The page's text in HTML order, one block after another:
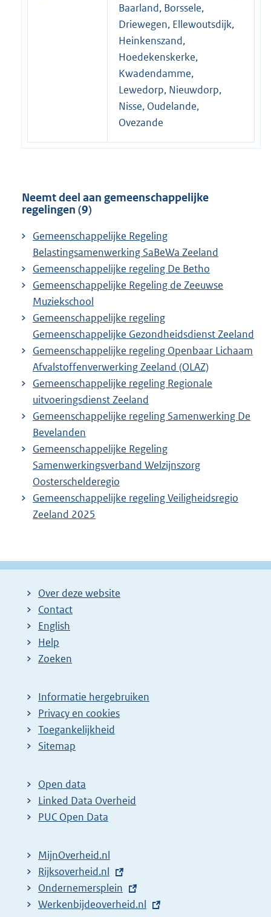
Baarland, Borssele,
Driewegen, Ellewoutsdijk,
Heinkenszand,
Hoedekenskerke,
Kwadendamme,
Lewedorp, Nieuwdorp,
Nisse, Oudelande,
Ovezande
Neemt deel aan gemeenschappelijke
regelingen (9)
Gemeenschappelijke Regeling
Belastingsamenwerking SaBeWa Zeeland
Gemeenschappelijke regeling De Betho
Gemeenschappelijke Regeling de Zeeuwse
Muziekschool
Gemeenschappelijke regeling
Gemeenschappelijke Gezondheidsdienst Zeeland
Gemeenschappelijke regeling Openbaar Lichaam
Afvalstoffenverwerking Zeeland (OLAZ)
Gemeenschappelijke regeling Regionale
uitvoeringsdienst Zeeland
Gemeenschappelijke regeling Samenwerking De
Bevelanden
Gemeenschappelijke Regeling
Samenwerkingsverband Welzijnszorg
Oosterschelderegio
Gemeenschappelijke regeling Veiligheidsregio
Zeeland 2025
Over deze website
Contact
English
Help
Zoeken
Informatie hergebruiken
Privacy en cookies
Toegankelijkheid
Sitemap
Open data
Linked Data Overheid
PUC Open Data
MijnOverheid.nl
E
x
t
Rijksoverheid.nl
E
x
Ondernemersplein
E
Werkenbijdeoverheid.nl